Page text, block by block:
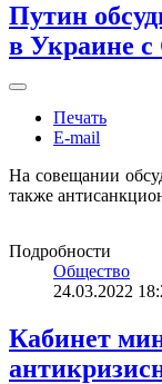
Путин
в Украине
Печать
E-mail
На совещании
также
Подробности
Общество
24.03.2022
Кабинет